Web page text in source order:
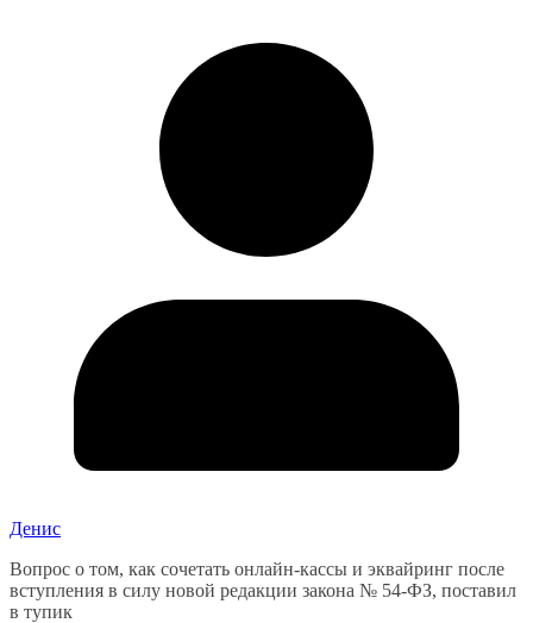
Денис
Вопрос о том, как сочетать онлайн-кассы и эквайринг после
вступления в силу новой редакции закона № 54-ФЗ, поставил
в тупик